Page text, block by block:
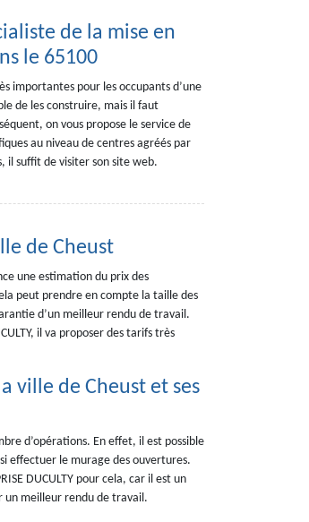
de la mise en
le 65100
importantes pour les occupants d’une
de les construire, mais il faut
on vous propose le service de
au niveau de centres agréés par
il suffit de visiter son site web.
de Cheust
une estimation du prix des
peut prendre en compte la taille des
d’un meilleur rendu de travail.
il va proposer des tarifs très
ville de Cheust et ses
d’opérations. En effet, il est possible
effectuer le murage des ouvertures.
DUCULTY pour cela, car il est un
un meilleur rendu de travail.